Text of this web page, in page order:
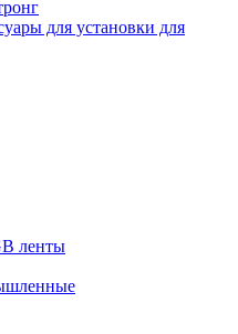
для установки для
ленты